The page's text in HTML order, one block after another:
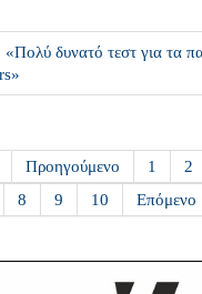
δυνατό τεστ για τα
Προηγούμενο 1 2
8 9 10 Επόμενο